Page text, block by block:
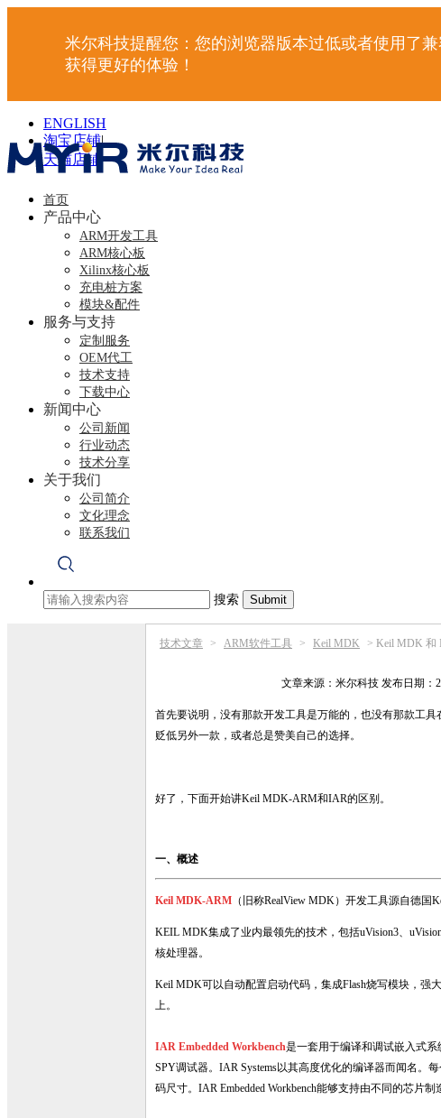
米尔科技提醒您：您的浏览器版本过低或者使用了
获得更好的体验！
ENGLISH
淘宝店铺|
天猫店铺 |
首页
产品中心
ARM开发工具
ARM核心板
Xilinx核心板
充电桩方案
模块&配件
服务与支持
定制服务
OEM代工
技术支持
下载中心
新闻中心
公司新闻
行业动态
技术分享
关于我们
公司简介
文化理念
联系我们
搜索
技术文章 > ARM软件工具 > Keil MDK > Keil MDK 和
文章来源： 米尔科技 发布日期：
首先要说明，没有那款开发工具是万能的，也没有那款工
贬低另外一款，或者总是赞美自己的选择。
好了，下面开始讲Keil MDK-ARM和IAR的区别。
一、概述
Keil MDK-ARM （旧称RealView MDK）开发工具源自德
KEIL MDK集成了业内最领先的技术，包括uVision3、
核处理器。
Keil MDK可以自动配置启动代码，集成Flash烧写模块，强
上。
IAR Embedded Workbench是一套用于编译和调试嵌入式
SPY调试器。IAR Systems以其高度优化的编译器而闻名。
码尺寸。IAR Embedded Workbench能够支持由不同的芯片